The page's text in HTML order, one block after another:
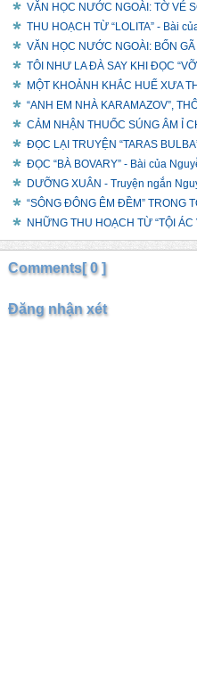
VĂN HỌC NƯỚC NGOÀI: TỜ VÉ
THU HOẠCH TỪ “LOLITA” - Bài
VĂN HỌC NƯỚC NGOÀI: BỐN
TÔI NHƯ LA ĐÀ SAY KHI ĐỌC
MỘT KHOẢNH KHẮC HUẾ XƯA
“ANH EM NHÀ KARAMAZOV”,
CẢM NHẬN THUỐC SÚNG ÂM Ỉ
ĐỌC LẠI TRUYỆN “TARAS
ĐỌC “BÀ BOVARY” - Bài của
DƯỠNG XUÂN - Truyện ngắn
“SÔNG ĐÔNG ÊM ĐỀM” TRONG
NHỮNG THU HOẠCH TỪ “TỘI
Comments[ 0 ]
Đăng nhận xét